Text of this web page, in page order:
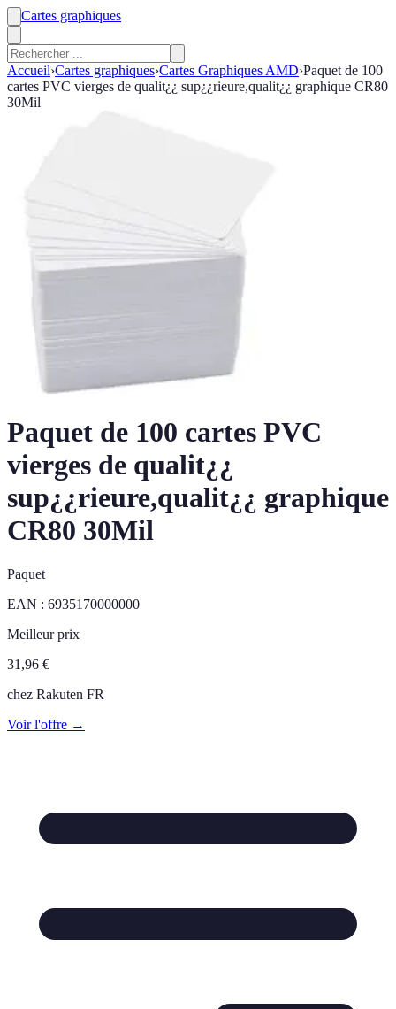
Cartes graphiques
Accueil›Cartes graphiques›Cartes Graphiques AMD›Paquet de 100
cartes PVC vierges de qualit¿¿ sup¿¿rieure,qualit¿¿ graphique CR80
30Mil
Paquet de 100 cartes PVC
vierges de qualit¿¿
sup¿¿rieure,qualit¿¿ graphique
CR80 30Mil
Paquet
EAN : 6935170000000
Meilleur prix
31,96 €
chez Rakuten FR
Voir l'offre →